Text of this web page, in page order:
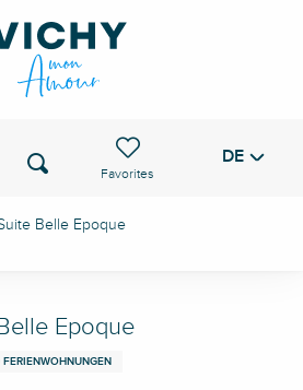
Voir les favoris
Suche DE
Belle Epoque
Epoque